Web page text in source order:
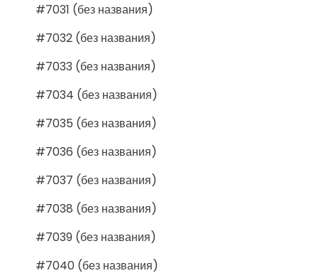
#7031 (без названия)
#7032 (без названия)
#7033 (без названия)
#7034 (без названия)
#7035 (без названия)
#7036 (без названия)
#7037 (без названия)
#7038 (без названия)
#7039 (без названия)
#7040 (без названия)